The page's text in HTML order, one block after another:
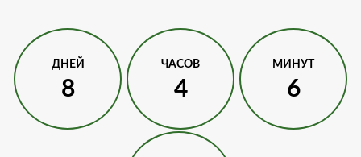
ДНЕЙ
8
ЧАСОВ
4
МИНУТ
6